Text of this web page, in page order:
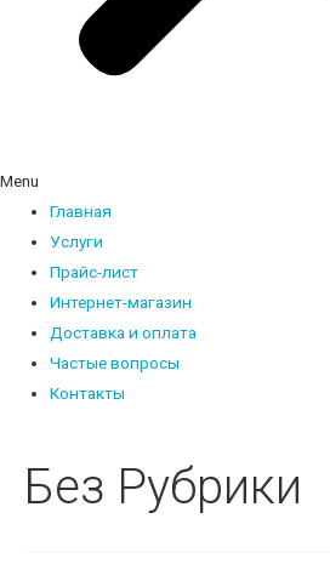
Menu
Главная
Услуги
Прайс-лист
Интернет-магазин
Доставка и оплата
Частые вопросы
Контакты
Без Рубрики